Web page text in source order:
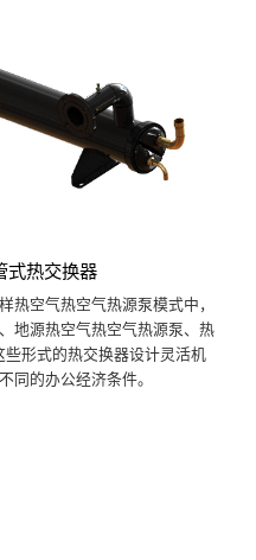
式热交换器
热空气热空气热源泵模式中，
地源热空气热空气热源泵、热
形式的热交换器设计灵活机
同的办公经济条件。